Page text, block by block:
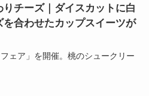
りチーズ｜ダイスカットに白
合わせたカップスイーツが
ェア」を開催。桃のシュークリー